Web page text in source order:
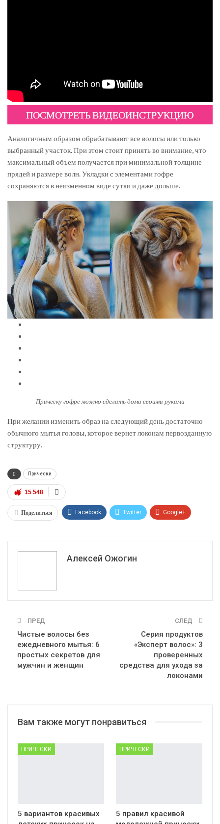
ПОСМОТРЕТЬ ВИДЕОИНСТРУКЦИЮ
Аналогичным образом обрабатывают все волосы или только
выбранный участок. При этом стоит принять во внимание, что
максимальный объем получается при минимальной толщине
прядей и размере волн. Укладки с элементами гофре
сохраняются в неизменном виде сутки и даже дольше.
Прическу гофре можно сделать дома своими руками
При желании изменить образ на следующий день достаточно
обычного мытья головы, которое вернет локонам первозданную
структуру.
Прически
15 548
Поделиться Facebook Twitter Google+
Алексей Ожогин
ПРЕД
Чистые волосы без
ежедневного мытья: 6
простых секретов для
мужчин и женщин
СЛЕД
Серия продуктов
«Эксперт волос»: 3
проверенных
средства для ухода за
локонами
Вам также могут понравиться
ПРИЧЕСКИ
5 вариантов красивых
ПРИЧЕСКИ
5 правил красивой